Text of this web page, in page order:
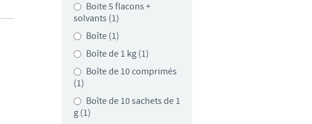
Boite 5 flacons +
solvants (1)
Boîte (1)
Boîte de 1 kg (1)
Boîte de 10 comprimés
(1)
Boîte de 10 sachets de 1
g (1)